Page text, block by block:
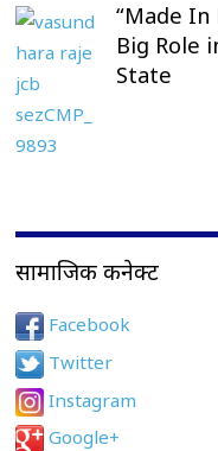
“Made In
Big Role
State
सामाजिक कनेक्ट
Facebook
Twitter
Instagram
Google+